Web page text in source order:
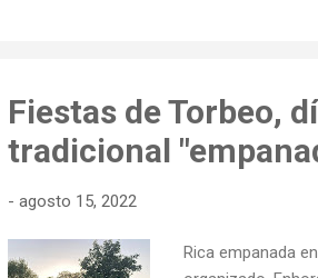
Fiestas de Torbeo,
tradicional
- agosto 15, 2022
Rica empanada